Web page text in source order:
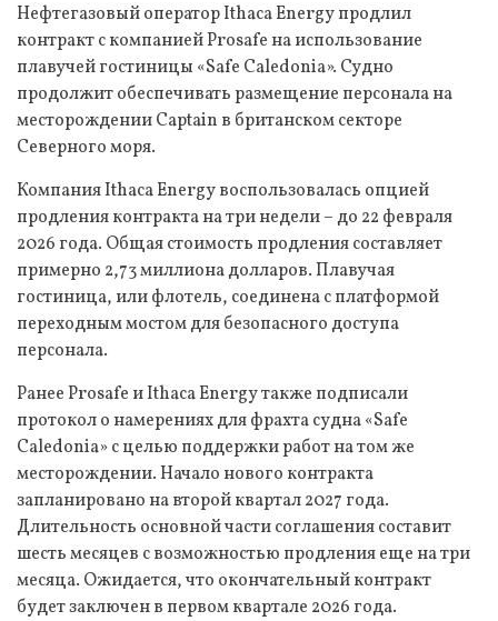
Нефтегазовый оператор Ithaca Energy продлил
контракт с компанией Prosafe на использование
плавучей гостиницы «Safe Caledonia». Судно
продолжит обеспечивать размещение персонала на
месторождении Captain в британском секторе
Северного моря.
Компания Ithaca Energy воспользовалась опцией
продления контракта на три недели – до 22 февраля
2026 года. Общая стоимость продления составляет
примерно 2,73 миллиона долларов. Плавучая
гостиница, или флотель, соединена с платформой
переходным мостом для безопасного доступа
персонала.
Ранее Prosafe и Ithaca Energy также подписали
протокол о намерениях для фрахта судна «Safe
Caledonia» с целью поддержки работ на том же
месторождении. Начало нового контракта
запланировано на второй квартал 2027 года.
Длительность основной части соглашения составит
шесть месяцев с возможностью продления еще на три
месяца. Ожидается, что окончательный контракт
будет заключен в первом квартале 2026 года.